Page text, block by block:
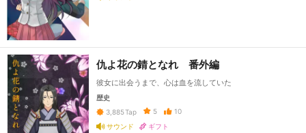
仇よ花の錆となれ 番外編
彼女に出会うまで、心は血を流していた
歴史
3,885Tap 5
10
サウンド
ギフト